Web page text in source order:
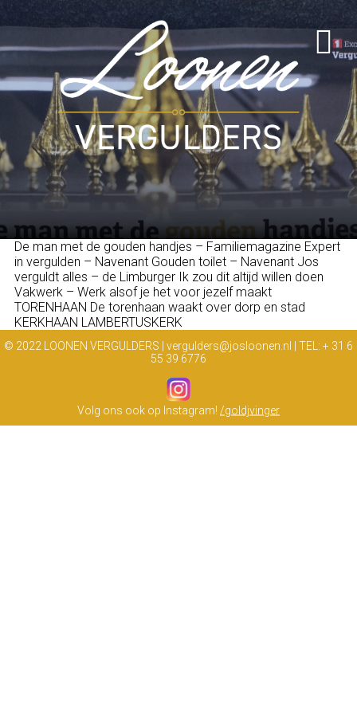
De man met de gouden handjes – Familiemagazine Expert
in vergulden – Navenant Gouden toilet – Navenant Jos
verguldt alles – de Limburger Ik zou dit altijd willen doen
Vakwerk – Werk alsof je het voor jezelf maakt
TORENHAAN De torenhaan waakt over dorp en stad
KERKHAAN LAMBERTUSKERK
© 2022 LOONEN VERGULDERS | vergulders@josloonen.nl | TEL: + 31 6
55 39 6776
Volg ons ook op Instagram! /goldjvinger